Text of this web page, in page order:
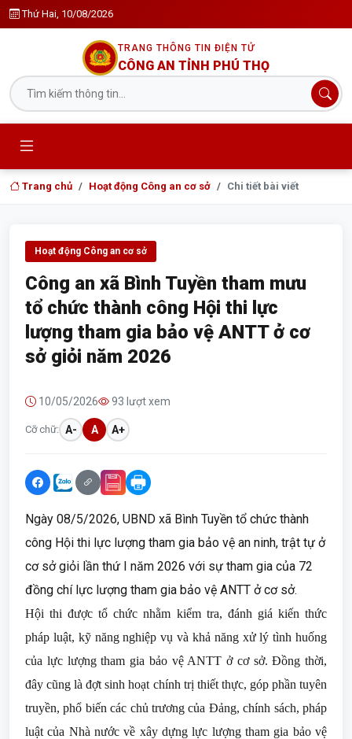
Thứ Hai, 10/08/2026
TRANG THÔNG TIN ĐIỆN TỬ
CÔNG AN TỈNH PHÚ THỌ
Trang chủ Hoạt động Công an cơ sở Chi tiết bài viết
Hoạt động Công an cơ sở
Công an xã Bình Tuyền tham mưu
tổ chức thành công Hội thi lực
lượng tham gia bảo vệ ANTT ở cơ
sở giỏi năm 2026
10/05/2026 93 lượt xem
Cỡ chữ: A- A A+
Ngày 08/5/2026, UBND xã Bình Tuyền tổ chức thành
công Hội thi lực lượng tham gia bảo vệ an ninh, trật tự ở
cơ sở giỏi lần thứ I năm 2026 với sự tham gia của 72
đồng chí lực lượng tham gia bảo vệ ANTT ở cơ sở.
Hội thi được tổ chức nhằm kiểm tra, đánh giá kiến thức
pháp luật, kỹ năng nghiệp vụ và khả năng xử lý tình huống
của lực lượng tham gia bảo vệ ANTT ở cơ sở. Đồng thời,
đây cũng là đợt sinh hoạt chính trị thiết thực, góp phần tuyên
truyền, phổ biến các chủ trương của Đảng, chính sách, pháp
luật của Nhà nước về xây dựng lực lượng tham gia bảo vệ